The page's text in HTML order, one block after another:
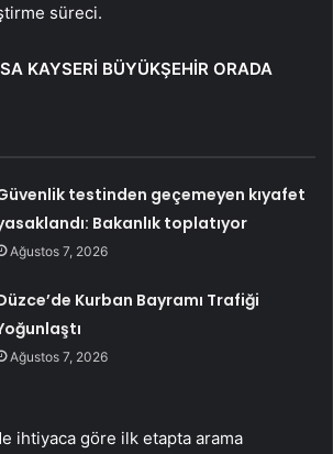
süreci.
KAYSERİ BÜYÜKŞEHİR ORADA
testinden geçemeyen kıyafet
Bakanlık toplatıyor
Ağustos 7, 2026
Kurban Bayramı Trafiği
Ağustos 7, 2026
ihtiyaca göre ilk etapta arama